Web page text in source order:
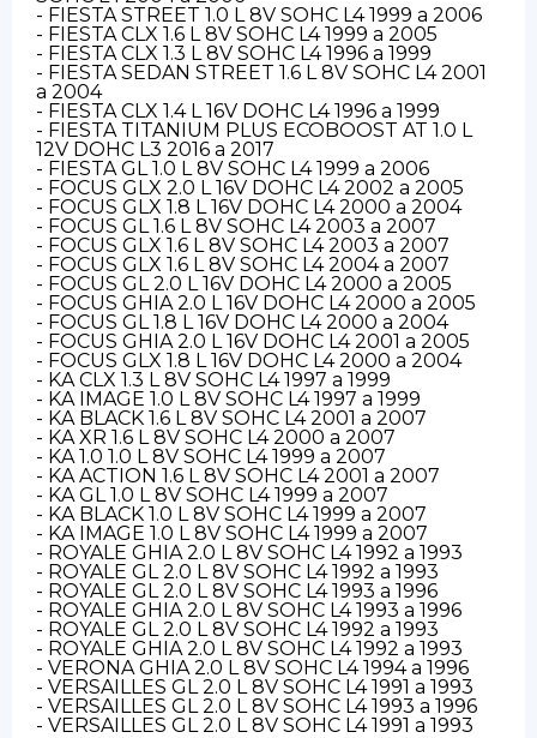
- FIESTA STREET 1.0 L 8V SOHC L4 1999 a 2006
- FIESTA CLX 1.6 L 8V SOHC L4 1999 a 2005
- FIESTA CLX 1.3 L 8V SOHC L4 1996 a 1999
- FIESTA SEDAN STREET 1.6 L 8V SOHC L4 2001
a 2004
- FIESTA CLX 1.4 L 16V DOHC L4 1996 a 1999
- FIESTA TITANIUM PLUS ECOBOOST AT 1.0 L
12V DOHC L3 2016 a 2017
- FIESTA GL 1.0 L 8V SOHC L4 1999 a 2006
- FOCUS GLX 2.0 L 16V DOHC L4 2002 a 2005
- FOCUS GLX 1.8 L 16V DOHC L4 2000 a 2004
- FOCUS GL 1.6 L 8V SOHC L4 2003 a 2007
- FOCUS GLX 1.6 L 8V SOHC L4 2003 a 2007
- FOCUS GLX 1.6 L 8V SOHC L4 2004 a 2007
- FOCUS GL 2.0 L 16V DOHC L4 2000 a 2005
- FOCUS GHIA 2.0 L 16V DOHC L4 2000 a 2005
- FOCUS GL 1.8 L 16V DOHC L4 2000 a 2004
- FOCUS GHIA 2.0 L 16V DOHC L4 2001 a 2005
- FOCUS GLX 1.8 L 16V DOHC L4 2000 a 2004
- KA CLX 1.3 L 8V SOHC L4 1997 a 1999
- KA IMAGE 1.0 L 8V SOHC L4 1997 a 1999
- KA BLACK 1.6 L 8V SOHC L4 2001 a 2007
- KA XR 1.6 L 8V SOHC L4 2000 a 2007
- KA 1.0 1.0 L 8V SOHC L4 1999 a 2007
- KA ACTION 1.6 L 8V SOHC L4 2001 a 2007
- KA GL 1.0 L 8V SOHC L4 1999 a 2007
- KA BLACK 1.0 L 8V SOHC L4 1999 a 2007
- KA IMAGE 1.0 L 8V SOHC L4 1999 a 2007
- ROYALE GHIA 2.0 L 8V SOHC L4 1992 a 1993
- ROYALE GL 2.0 L 8V SOHC L4 1992 a 1993
- ROYALE GL 2.0 L 8V SOHC L4 1993 a 1996
- ROYALE GHIA 2.0 L 8V SOHC L4 1993 a 1996
- ROYALE GL 2.0 L 8V SOHC L4 1992 a 1993
- ROYALE GHIA 2.0 L 8V SOHC L4 1992 a 1993
- VERONA GHIA 2.0 L 8V SOHC L4 1994 a 1996
- VERSAILLES GL 2.0 L 8V SOHC L4 1991 a 1993
- VERSAILLES GL 2.0 L 8V SOHC L4 1993 a 1996
- VERSAILLES GL 2.0 L 8V SOHC L4 1991 a 1993